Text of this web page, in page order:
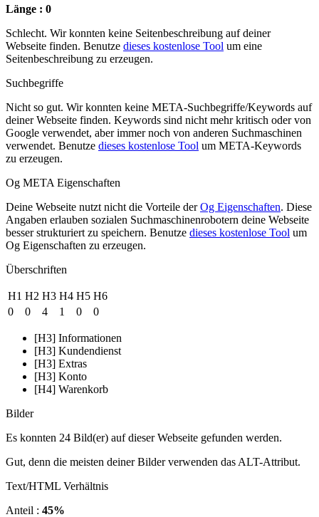
Länge : 0
Schlecht. Wir konnten keine Seitenbeschreibung auf deiner
Webseite finden. Benutze dieses kostenlose Tool um eine
Seitenbeschreibung zu erzeugen.
Suchbegriffe
Nicht so gut. Wir konnten keine META-Suchbegriffe/Keywords auf
deiner Webseite finden. Keywords sind nicht mehr kritisch oder von
Google verwendet, aber immer noch von anderen Suchmaschinen
verwendet. Benutze dieses kostenlose Tool um META-Keywords
zu erzeugen.
Og META Eigenschaften
Deine Webseite nutzt nicht die Vorteile derOg Eigenschaften. Diese
Angaben erlauben sozialen Suchmaschinenrobotern deine Webseite
besser strukturiert zu speichern. Benutze dieses kostenlose Tool um
Og Eigenschaften zu erzeugen.
Überschriften
H1 H2 H3 H4 H5 H6
0
0 4 1 0 0
[H3] Informationen
[H3] Kundendienst
[H3] Extras
[H3] Konto
[H4] Warenkorb
Bilder
Es konnten 24 Bild(er) auf dieser Webseite gefunden werden.
Gut, denn die meisten deiner Bilder verwenden das ALT-Attribut.
Text/HTML Verhältnis
Anteil : 45%